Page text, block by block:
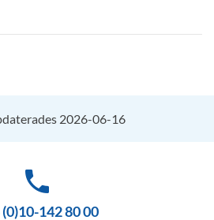
2026-06-16
phone
142 80 00